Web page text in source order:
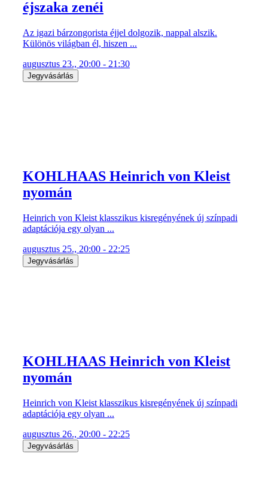
éjszaka zenéi
Az igazi bárzongorista éjjel dolgozik, nappal alszik.
Különös világban él, hiszen ...
augusztus 23., 20:00 - 21:30
Jegyvásárlás
KOHLHAAS Heinrich von Kleist
nyomán
Heinrich von Kleist klasszikus kisregényének új színpadi
adaptációja egy olyan ...
augusztus 25., 20:00 - 22:25
Jegyvásárlás
KOHLHAAS Heinrich von Kleist
nyomán
Heinrich von Kleist klasszikus kisregényének új színpadi
adaptációja egy olyan ...
augusztus 26., 20:00 - 22:25
Jegyvásárlás